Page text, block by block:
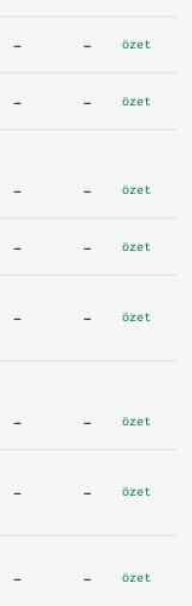
- - özet
- - özet
- - özet
- - özet
- - özet
- - özet
- - özet
- - özet